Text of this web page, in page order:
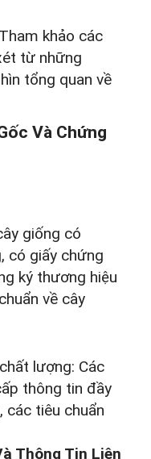
khảo các
từ những
tổng quan về
Và Chứng
giống có
có giấy chứng
ký thương hiệu
về cây
lượng: Các
thông tin đầy
các tiêu chuẩn
Thông Tin Liên